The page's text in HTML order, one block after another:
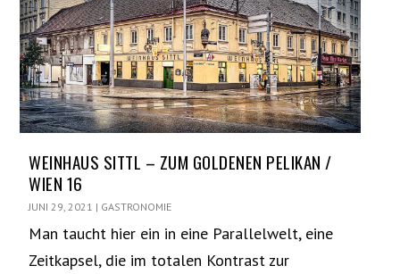
WEINHAUS SITTL – ZUM GOLDENEN PELIKAN /
WIEN 16
JUNI 29, 2021 | GASTRONOMIE
Man taucht hier ein in eine Parallelwelt, eine
Zeitkapsel, die im totalen Kontrast zur